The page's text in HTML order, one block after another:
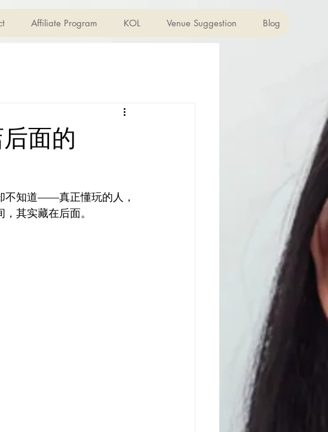
Affiliate Program KOL Venue Suggestion Blog
面的
不知道——真正懂玩的人，
其实藏在后面。